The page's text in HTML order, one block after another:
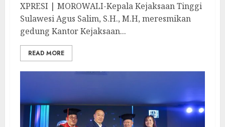
XPRESI | MOROWALI-Kepala Kejaksaan Tinggi
Sulawesi Agus Salim, S.H., M.H, meresmikan
gedung Kantor Kejaksaan...
READ MORE